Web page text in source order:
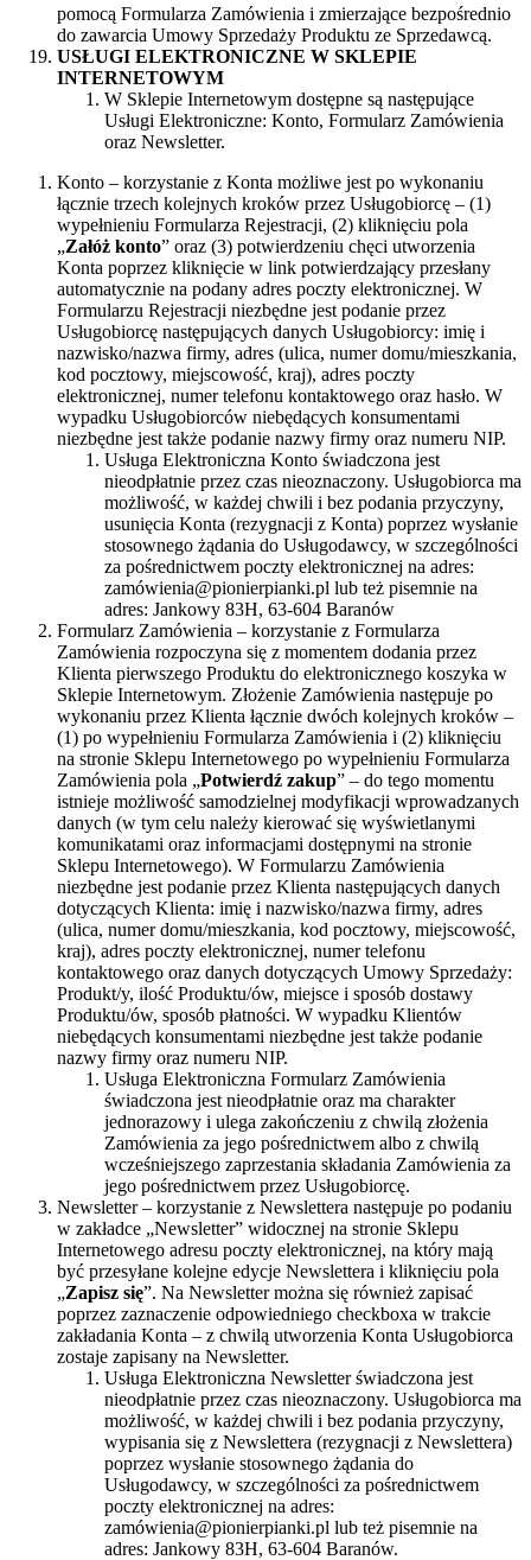
pomocą Formularza Zamówienia i zmierzające bezpośrednio
do zawarcia Umowy Sprzedaży Produktu ze Sprzedawcą.
USŁUGI ELEKTRONICZNE W SKLEPIE
INTERNETOWYM
W Sklepie Internetowym dostępne są następujące
Usługi Elektroniczne: Konto, Formularz Zamówienia
oraz Newsletter.
Konto – korzystanie z Konta możliwe jest po wykonaniu
łącznie trzech kolejnych kroków przez Usługobiorcę – (1)
wypełnieniu Formularza Rejestracji, (2) kliknięciu pola
„Załóż konto” oraz (3) potwierdzeniu chęci utworzenia
Konta poprzez kliknięcie w link potwierdzający przesłany
automatycznie na podany adres poczty elektronicznej. W
Formularzu Rejestracji niezbędne jest podanie przez
Usługobiorcę następujących danych Usługobiorcy: imię i
nazwisko/nazwa firmy, adres (ulica, numer domu/mieszkania,
kod pocztowy, miejscowość, kraj), adres poczty
elektronicznej, numer telefonu kontaktowego oraz hasło. W
wypadku Usługobiorców niebędących konsumentami
niezbędne jest także podanie nazwy firmy oraz numeru NIP.
Usługa Elektroniczna Konto świadczona jest
nieodpłatnie przez czas nieoznaczony. Usługobiorca ma
możliwość, w każdej chwili i bez podania przyczyny,
usunięcia Konta (rezygnacji z Konta) poprzez wysłanie
stosownego żądania do Usługodawcy, w szczególności
za pośrednictwem poczty elektronicznej na adres:
zamówienia@pionierpianki.pl lub też pisemnie na
adres: Jankowy 83H, 63-604 Baranów
Formularz Zamówienia – korzystanie z Formularza
Zamówienia rozpoczyna się z momentem dodania przez
Klienta pierwszego Produktu do elektronicznego koszyka w
Sklepie Internetowym. Złożenie Zamówienia następuje po
wykonaniu przez Klienta łącznie dwóch kolejnych kroków –
(1) po wypełnieniu Formularza Zamówienia i (2) kliknięciu
na stronie Sklepu Internetowego po wypełnieniu Formularza
Zamówienia pola „Potwierdź zakup” – do tego momentu
istnieje możliwość samodzielnej modyfikacji wprowadzanych
danych (w tym celu należy kierować się wyświetlanymi
komunikatami oraz informacjami dostępnymi na stronie
Sklepu Internetowego). W Formularzu Zamówienia
niezbędne jest podanie przez Klienta następujących danych
dotyczących Klienta: imię i nazwisko/nazwa firmy, adres
(ulica, numer domu/mieszkania, kod pocztowy, miejscowość,
kraj), adres poczty elektronicznej, numer telefonu
kontaktowego oraz danych dotyczących Umowy Sprzedaży:
Produkt/y, ilość Produktu/ów, miejsce i sposób dostawy
Produktu/ów, sposób płatności. W wypadku Klientów
niebędących konsumentami niezbędne jest także podanie
nazwy firmy oraz numeru NIP.
Usługa Elektroniczna Formularz Zamówienia
świadczona jest nieodpłatnie oraz ma charakter
jednorazowy i ulega zakończeniu z chwilą złożenia
Zamówienia za jego pośrednictwem albo z chwilą
wcześniejszego zaprzestania składania Zamówienia za
jego pośrednictwem przez Usługobiorcę.
Newsletter – korzystanie z Newslettera następuje po podaniu
w zakładce „Newsletter” widocznej na stronie Sklepu
Internetowego adresu poczty elektronicznej, na który mają
być przesyłane kolejne edycje Newslettera i kliknięciu pola
„Zapisz się”. Na Newsletter można się również zapisać
poprzez zaznaczenie odpowiedniego checkboxa w trakcie
zakładania Konta – z chwilą utworzenia Konta Usługobiorca
zostaje zapisany na Newsletter.
Usługa Elektroniczna Newsletter świadczona jest
nieodpłatnie przez czas nieoznaczony. Usługobiorca ma
możliwość, w każdej chwili i bez podania przyczyny,
wypisania się z Newslettera (rezygnacji z Newslettera)
poprzez wysłanie stosownego żądania do
Usługodawcy, w szczególności za pośrednictwem
poczty elektronicznej na adres:
zamówienia@pionierpianki.pl lub też pisemnie na
adres: Jankowy 83H, 63-604 Baranów.